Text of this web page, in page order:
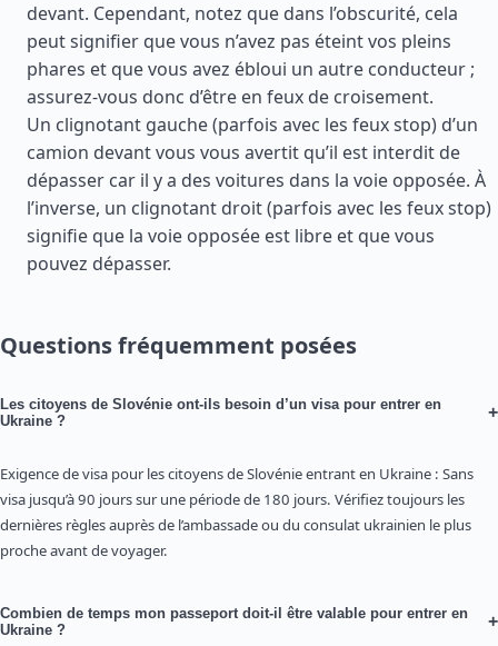
devant. Cependant, notez que dans l’obscurité, cela
peut signifier que vous n’avez pas éteint vos pleins
phares et que vous avez ébloui un autre conducteur ;
assurez-vous donc d’être en feux de croisement.
Un clignotant gauche (parfois avec les feux stop) d’un
camion devant vous vous avertit qu’il est interdit de
dépasser car il y a des voitures dans la voie opposée. À
l’inverse, un clignotant droit (parfois avec les feux stop)
signifie que la voie opposée est libre et que vous
pouvez dépasser.
Questions fréquemment posées
Les citoyens de Slovénie ont-ils besoin d’un visa pour entrer en
Ukraine ?
+
Exigence de visa pour les citoyens de Slovénie entrant en Ukraine : Sans
visa jusqu’à 90 jours sur une période de 180 jours. Vérifiez toujours les
dernières règles auprès de l’ambassade ou du consulat ukrainien le plus
proche avant de voyager.
Combien de temps mon passeport doit-il être valable pour entrer en
Ukraine ?
+